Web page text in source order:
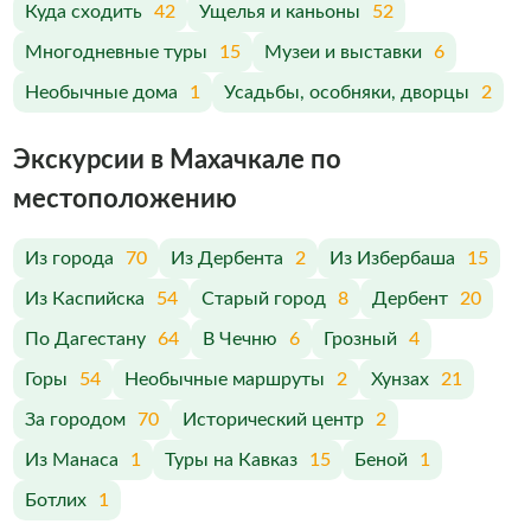
Куда сходить 42 Ущелья и каньоны 52
Многодневные туры 15 Музеи и выставки 6
Необычные дома 1 Усадьбы, особняки, дворцы 2
Экскурсии в Махачкале по
меcтоположению
Из города 70 Из Дербента 2 Из Избербаша 15
Из Каспийска 54 Старый город 8 Дербент 20
По Дагестану 64 В Чечню 6 Грозный 4
Горы 54 Необычные маршруты 2 Хунзах 21
За городом 70 Исторический центр 2
Из Манаса 1 Туры на Кавказ 15 Беной 1
Ботлих 1